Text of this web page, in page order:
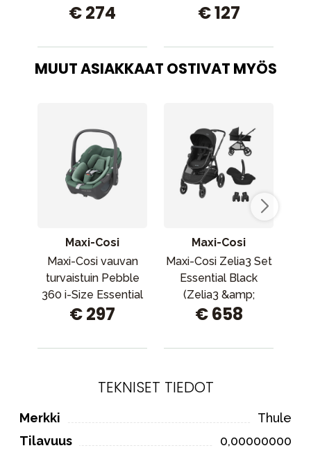
€ 274 € 127
MUUT ASIAKKAAT OSTIVAT MYÖS
Maxi-Cosi
Maxi-Cosi vauvan
turvaistuin Pebble
360 ​​i-Size Essential
Green
€ 297
Maxi-Cosi
Maxi-Cosi Zelia3 Set
Essential Black
(Zelia3 &amp;
CabrioFix I-Size
€ 658
TEKNISET TIEDOT
Merkki
Thule
Tilavuus
0,00000000